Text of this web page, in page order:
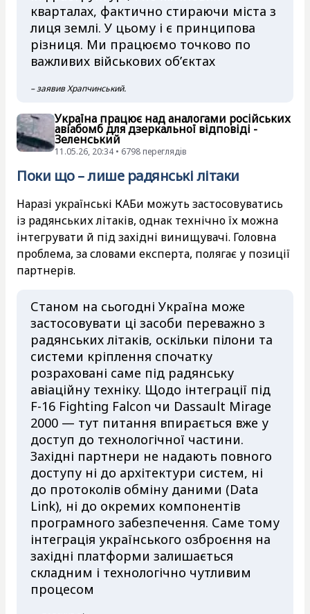
кварталах, фактично стираючи міста з
лиця землі. У цьому і є принципова
різниця. Ми працюємо точково по
важливих військових об’єктах
– заявив Храпчинський.
Україна працює над аналогами російських
авіабомб для дзеркальної відповіді -
Зеленський
11.05.26, 20:34 • 6798 переглядiв
Поки що – лише радянські літаки
Наразі українські КАБи можуть застосовуватись
із радянських літаків, однак технічно їх можна
інтегрувати й під західні винищувачі. Головна
проблема, за словами експерта, полягає у позиції
партнерів.
Станом на сьогодні Україна може
застосовувати ці засоби переважно з
радянських літаків, оскільки пілони та
системи кріплення спочатку
розраховані саме під радянську
авіаційну техніку. Щодо інтеграції під
F-16 Fighting Falcon чи Dassault Mirage
2000 — тут питання впирається вже у
доступ до технологічної частини.
Західні партнери не надають повного
доступу ні до архітектури систем, ні
до протоколів обміну даними (Data
Link), ні до окремих компонентів
програмного забезпечення. Саме тому
інтеграція українського озброєння на
західні платформи залишається
складним і технологічно чутливим
процесом